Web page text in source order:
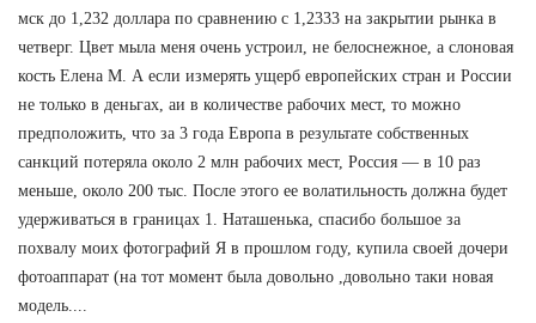
мск до 1,232 доллара по сравнению с 1,2333 на закрытии рынка в
четверг. Цвет мыла меня очень устроил, не белоснежное, а слоновая
кость Елена М. А если измерять ущерб европейских стран и России
не только в деньгах, аи в количестве рабочих мест, то можно
предположить, что за 3 года Европа в результате собственных
санкций потеряла около 2 млн рабочих мест, Россия — в 10 раз
меньше, около 200 тыс. После этого ее волатильность должна будет
удерживаться в границах 1. Наташенька, спасибо большое за
похвалу моих фотографий Я в прошлом году, купила своей дочери
фотоаппарат (на тот момент была довольно ,довольно таки новая
модель....